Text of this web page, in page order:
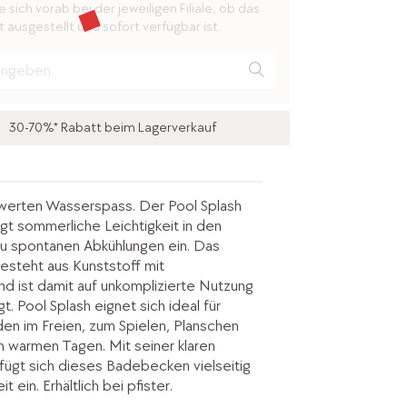
sich vorab bei der jeweiligen Filiale, ob das
ausgestellt und sofort verfügbar ist.
30-70%* Rabatt beim Lagerverkauf
Wasserspass. Der Pool Splash
sommerliche Leichtigkeit in den
spontanen Abkühlungen ein. Das
aus Kunststoff mit
ist damit auf unkomplizierte Nutzung
Pool Splash eignet sich ideal für
im Freien, zum Spielen, Planschen
warmen Tagen. Mit seiner klaren
sich dieses Badebecken vielseitig
ein. Erhältlich bei pfister.